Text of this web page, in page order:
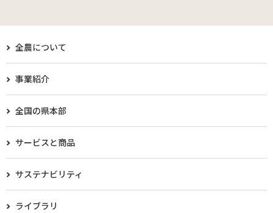
全農について
事業紹介
全国の県本部
サービスと商品
サステナビリティ
ライブラリ